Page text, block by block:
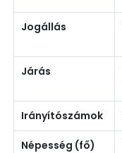
Jogállás
Járás
Irányítószámok
Népesség (fő)